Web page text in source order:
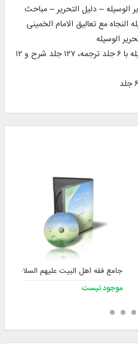
الوسیله – دلیل التحریر – مباحث
مع تعالیق الامام الخمینی
الوسیله
ارتباط متن کتاب تحریر الوسیله با ۶ جلد ترجمه‌، ۱۲۷ جلد شرح و ۱۲
جامع فقه اهل البیت علیهم السلام ۲
موجود نیست